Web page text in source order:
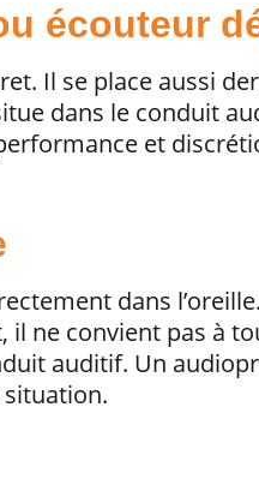
écouteur
Il se place aussi
dans le conduit
et
dans
il ne convient pas à
auditif. Un
situation.